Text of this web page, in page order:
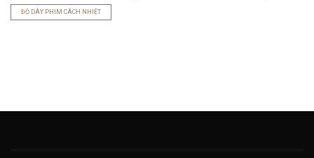
ĐỘ DÀY PHIM CÁCH NHIỆT